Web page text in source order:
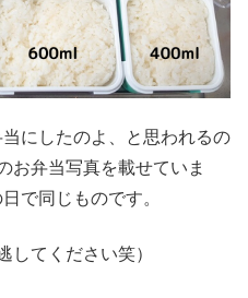
にしたのよ、と思われるの
お弁当写真を載せていま
で同じものです。
してください笑）